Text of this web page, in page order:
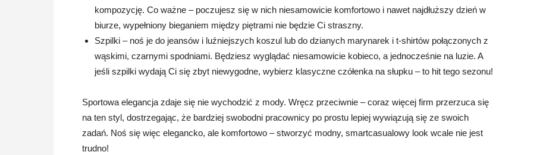
kompozycję. Co ważne – poczujesz się w nich niesamowicie komfortowo i nawet najdłuższy dzień w
biurze, wypełniony bieganiem między piętrami nie będzie Ci straszny.
Szpilki – noś je do jeansów i luźniejszych koszul lub do dzianych marynarek i t-shirtów połączonych z
wąskimi, czarnymi spodniami. Będziesz wyglądać niesamowicie kobieco, a jednocześnie na luzie. A
jeśli szpilki wydają Ci się zbyt niewygodne, wybierz klasyczne czółenka na słupku – to hit tego sezonu!
Sportowa elegancja zdaje się nie wychodzić z mody. Wręcz przeciwnie – coraz więcej firm przerzuca się
na ten styl, dostrzegając, że bardziej swobodni pracownicy po prostu lepiej wywiązują się ze swoich
zadań. Noś się więc elegancko, ale komfortowo – stworzyć modny, smartcasualowy look wcale nie jest
trudno!